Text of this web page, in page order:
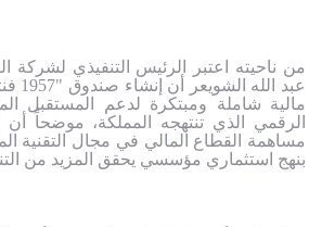
من ناحيته اعتبر الرئيس التنفيذي لشركة
عبد
مالية شاملة ومبتكرة لدعم المستقبل
الرقمي الذي تنتهجه المملكة، موضحاً
مساهمة القطاع المالي في مجال التقنية
بنهج استثماري مؤسسي يحقق المزيد من